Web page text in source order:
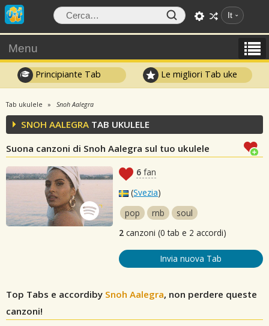
It
Menu
Principiante Tab Le migliori Tab uke
Tab ukulele Snoh Aalegra
SNOH AALEGRA TAB UKULELE
Suona canzoni di Snoh Aalegra sul tuo ukulele
6 fan
(Svezia)
pop
rnb
soul
2 canzoni (0 tab e 2 accordi)
Invia nuova Tab
Top Tabs e accordiby Snoh Aalegra, non perdere queste
canzoni!